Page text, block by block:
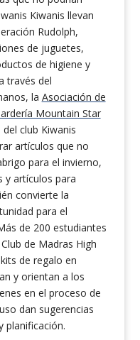
Kiwanis llevan
Rudolph,
de juguetes,
de higiene y
través del
la Asociación de
Mountain Star
club Kiwanis
artículos que no
para el invierno,
y artículos para
convierte la
para el
de 200 estudiantes
de Madras High
de regalo en
y orientan a los
en el proceso de
dan sugerencias
planificación.